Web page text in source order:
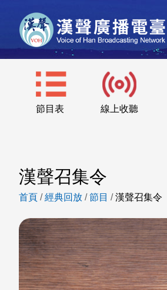
節目表 線上收聽
漢聲召集令
首頁 /經典回放 /節目 /漢聲召集令